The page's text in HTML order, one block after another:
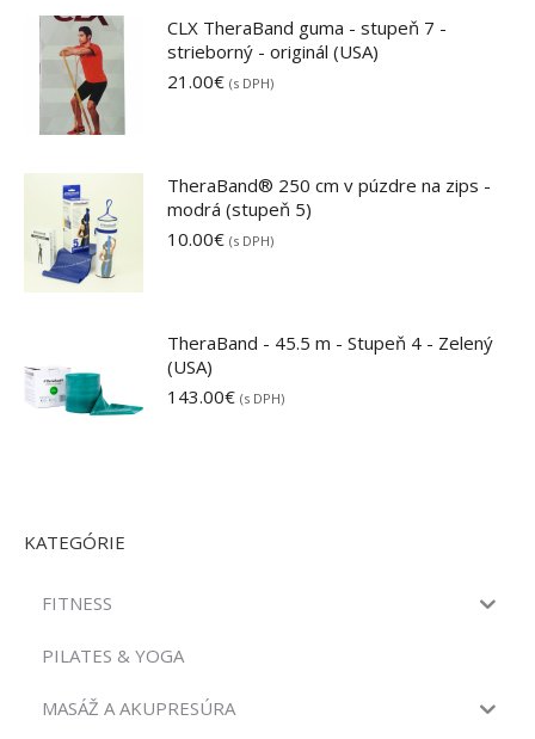
CLX TheraBand guma - stupeň 7 -
strieborný - originál (USA)
21.00€ (s DPH)
TheraBand® 250 cm v púzdre na zips -
modrá (stupeň 5)
10.00€ (s DPH)
TheraBand - 45.5 m - Stupeň 4 - Zelený
(USA)
143.00€ (s DPH)
KATEGÓRIE
FITNESS
PILATES & YOGA
MASÁŽ A AKUPRESÚRA